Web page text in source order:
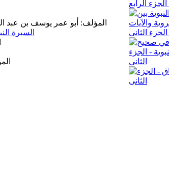
المؤلف: أبو عمر يوسف بن عبد
السيرة